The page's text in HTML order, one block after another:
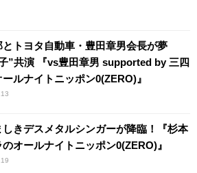
とトヨタ自動車・豊田章男会長が夢
”共演 『vs豊田章男 supported by 三四
ルナイトニッポン0(ZERO)』
しきデスメタルシンガーが降臨！『杉本
のオールナイトニッポン0(ZERO)』